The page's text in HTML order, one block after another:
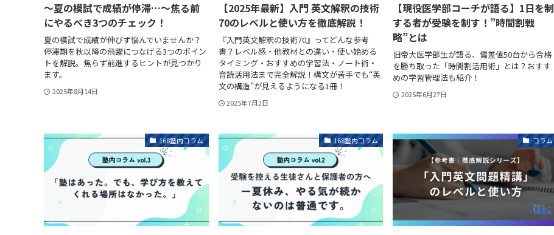
〜夏の模試で成績が停滞…〜焦る前
にやるべき3つのチェック！
夏の模試で成績が伸びず悩んでいませんか？
停滞期を秋以降の飛躍につなげる3つのポイン
トを解説。焦らず前進するヒントが見つかり
ます。
2025年8月14日
【2025年最新】入門 英文解釈の技術
70のレベルと使い方を徹底解説！
『入門英文解釈の技術70』ってどんな参考
書？レベル感・他教材との違い・使い始める
タイミング・おすすめの学習法・ノート術・
音読活用法まで完全解説！構文が苦手でも“英
文の構造”が見えるようになる1冊！
2025年7月2日
【現役医学部コーチが語る】1日を制
する者が受験を制す！”時間割戦
略”とは
旧帝大医学部生が語る、偏差値50台から合格
を勝ち取った「時間割活用術」とは？おすす
めの学習管理法も紹介！
2025年6月27日
168塾内コラム 168塾内コラム コラム